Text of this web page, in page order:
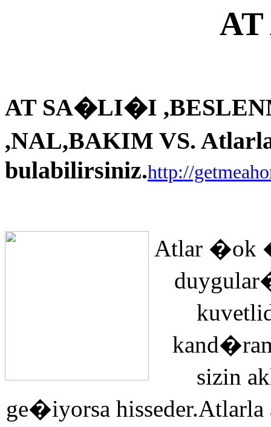
AT SA�LI�I
,NAL,BAKIM VS.
bulabilirsiniz.http://
Atlar �ok
sizin
ge�iyorsa